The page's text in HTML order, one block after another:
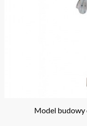
Model budowy